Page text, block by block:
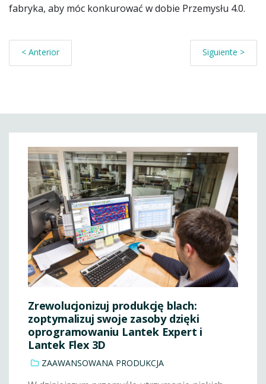
fabryka, aby móc konkurować w dobie Przemysłu 4.0.
< Anterior Siguiente >
Zrewolucjonizuj produkcję blach:
zoptymalizuj swoje zasoby dzięki
oprogramowaniu Lantek Expert i
Lantek Flex 3D
ZAAWANSOWANA PRODUKCJA